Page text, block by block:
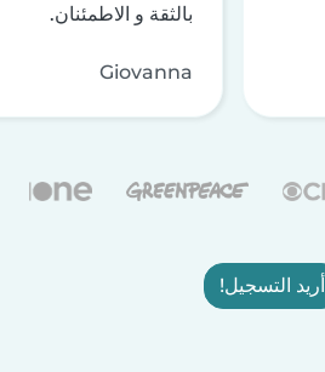
بالثقة و الاطمئنان.
Giovanna
أريد التسجيل!